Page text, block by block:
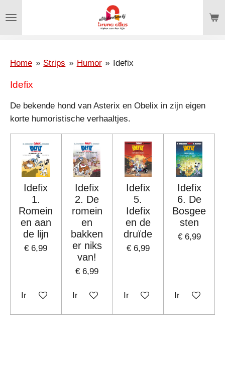
direct
hoofdinhoud
Home » Strips » Humor » Idefix
Idefix
De bekende hond van Asterix en Obelix in zijn eigen
korte humoristische verhaaltjes.
Idefix
1.
Romein
en aan
de lijn
€ 6,99
In winkelwagen
Idefix
2. De
romein
en
bakken
er niks
van!
€ 6,99
In winkelwagen
Idefix
5.
Idefix
en de
druïde
€ 6,99
In winkelwagen
Idefix
6. De
Bosgee
sten
€ 6,99
In